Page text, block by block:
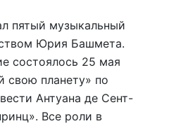
пятый музыкальный
Юрия Башмета.
состоялось 25 мая
свою планету» по
Антуана де Сент-
Все роли в